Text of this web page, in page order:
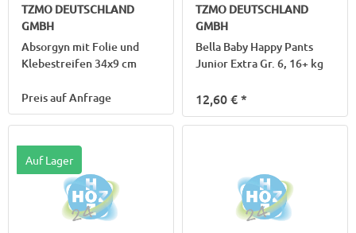
TZMO DEUTSCHLAND
GMBH
Absorgyn mit Folie und
Klebestreifen 34x9 cm
Preis auf Anfrage
TZMO DEUTSCHLAND
GMBH
Bella Baby Happy Pants
Junior Extra Gr. 6, 16+ kg
12,60 €*
Auf Lager